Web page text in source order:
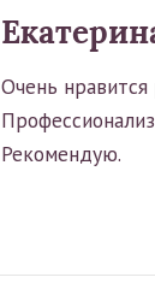
Очень нравится
Рекомендую.